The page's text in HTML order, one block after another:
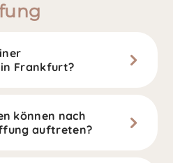
Frankfurt?
können nach
auftreten?